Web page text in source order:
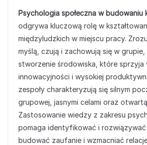
Psychologia społeczna w budowaniu
odgrywa kluczową rolę w
międzyludzkich w miejscu pracy.
myślą, czują i zachowują się w
stworzenie środowiska, które sprzyja
innowacyjności i wysokiej
zespoły charakteryzują się silnym
grupowej, jasnymi celami oraz
Zastosowanie wiedzy z zakresu
pomaga identyfikować i
budować zaufanie i wzmacniać